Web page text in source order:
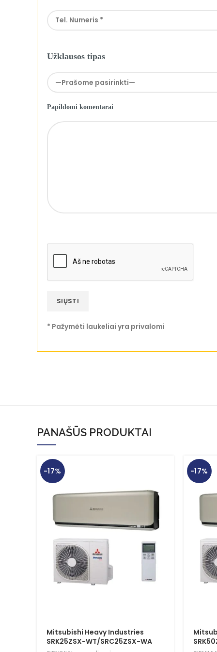
Užklausos tipas
Papildomi komentarai
* Pažymėti laukeliai yra privalomi
PANAŠŪS PRODUKTAI
-17%
Mitsubishi Heavy Industries
SRK25ZSX-WT/SRC25ZSX-WA
-17%